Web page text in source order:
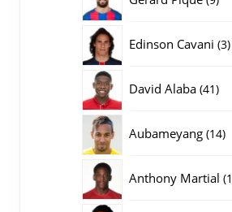
Edinson Cavani 33
David Alaba 4141
Aubameyang 1414
Anthony Martial